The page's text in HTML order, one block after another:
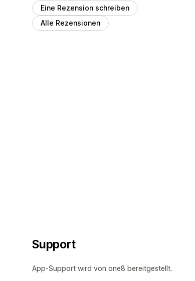
Eine Rezension schreiben
Alle Rezensionen
Support
App-Support wird von one8 bereitgestellt.